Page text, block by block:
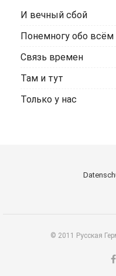
И вечный сбой
Понемногу обо всём
Связь времен
Там и тут
Только у нас
© 2011 Русская